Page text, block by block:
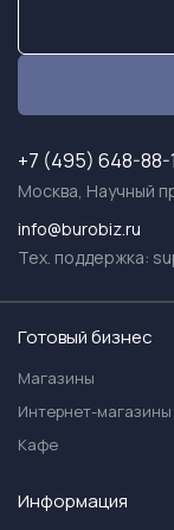
+7 (495) 648-88-
Москва, Научный
info@burobiz.ru
Тех. поддержка:
Готовый бизнес
Магазины
Интернет-магазины
Кафе
Информация